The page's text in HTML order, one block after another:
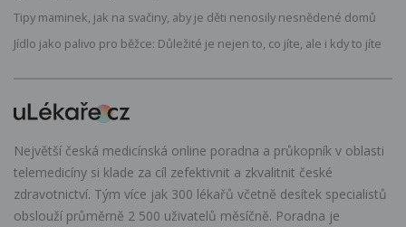
Tipy maminek, jak na svačiny, aby je děti nenosily nesnědené domů
Jídlo jako palivo pro běžce: Důležité je nejen to, co jíte, ale i kdy to jíte
Největší česká medicínská online poradna a průkopník v oblasti
telemedicíny si klade za cíl zefektivnit a zkvalitnit české
zdravotnictví. Tým více jak 300 lékařů včetně desítek specialistů
obslouží průměrně 2 500 uživatelů měsíčně. Poradna je